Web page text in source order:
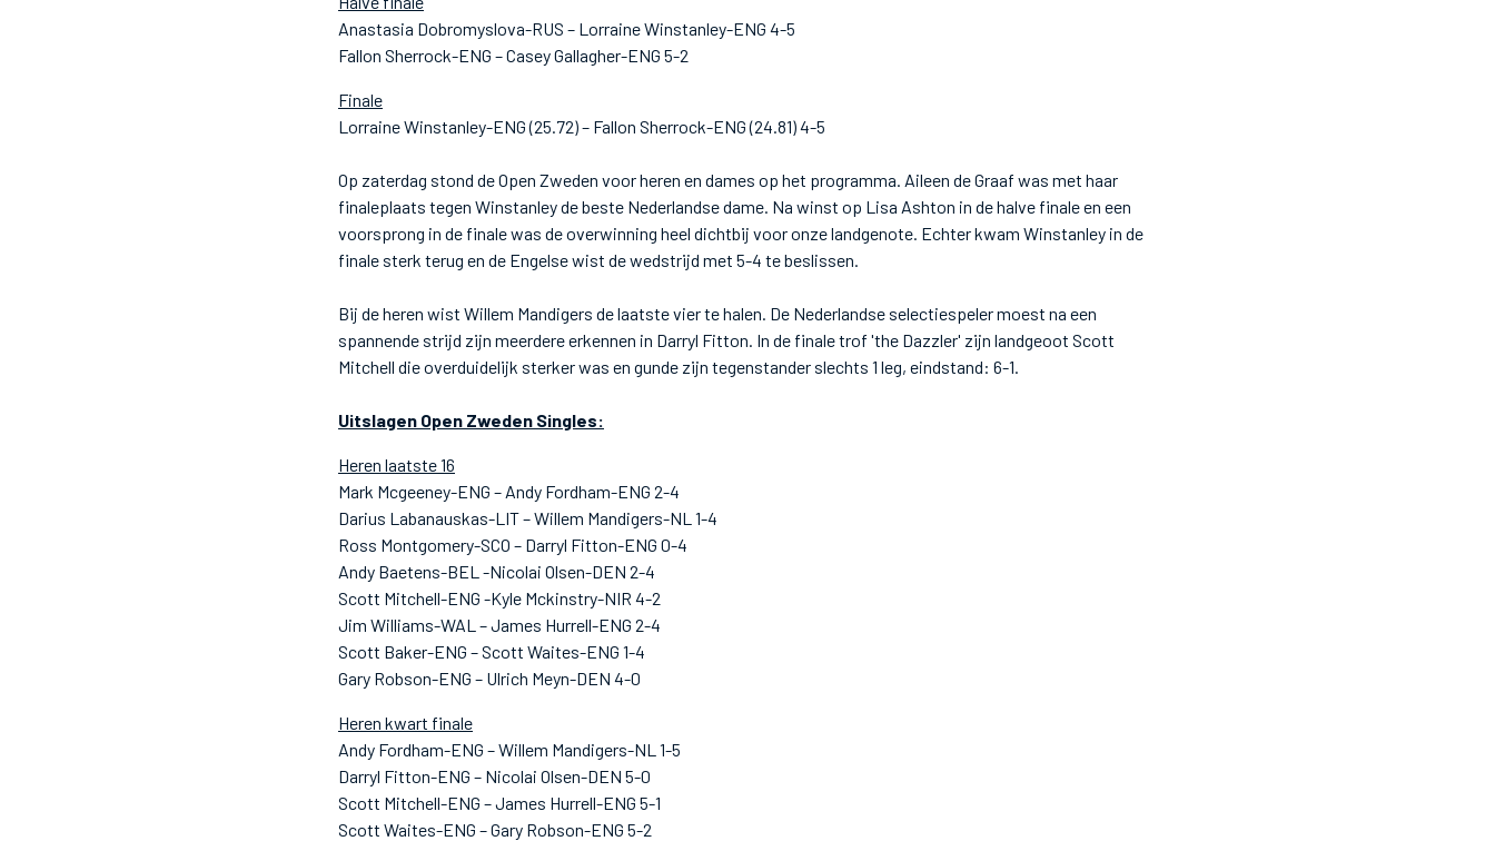
Anastasia Dobromyslova-RUS – Lorraine Winstanley-ENG 4-5
Fallon Sherrock-ENG – Casey Gallagher-ENG 5-2
Finale
Lorraine Winstanley-ENG (25.72) – Fallon Sherrock-ENG (24.81) 4-5
Op zaterdag stond de Open Zweden voor heren en dames op het programma. Aileen de Graaf was met haar
finaleplaats tegen Winstanley de beste Nederlandse dame. Na winst op Lisa Ashton in de halve finale en een
voorsprong in de finale was de overwinning heel dichtbij voor onze landgenote. Echter kwam Winstanley in de
finale sterk terug en de Engelse wist de wedstrijd met 5-4 te beslissen.
Bij de heren wist Willem Mandigers de laatste vier te halen. De Nederlandse selectiespeler moest na een
spannende strijd zijn meerdere erkennen in Darryl Fitton. In de finale trof 'the Dazzler' zijn landgeoot Scott
Mitchell die overduidelijk sterker was en gunde zijn tegenstander slechts 1 leg, eindstand: 6-1.
Uitslagen Open Zweden Singles:
Heren laatste 16
Mark Mcgeeney-ENG – Andy Fordham-ENG 2-4
Darius Labanauskas-LIT – Willem Mandigers-NL 1-4
Ross Montgomery-SCO – Darryl Fitton-ENG 0-4
Andy Baetens-BEL -Nicolai Olsen-DEN 2-4
Scott Mitchell-ENG -Kyle Mckinstry-NIR 4-2
Jim Williams-WAL – James Hurrell-ENG 2-4
Scott Baker-ENG – Scott Waites-ENG 1-4
Gary Robson-ENG – Ulrich Meyn-DEN 4-0
Heren kwart finale
Andy Fordham-ENG – Willem Mandigers-NL 1-5
Darryl Fitton-ENG – Nicolai Olsen-DEN 5-0
Scott Mitchell-ENG – James Hurrell-ENG 5-1
Scott Waites-ENG – Gary Robson-ENG 5-2